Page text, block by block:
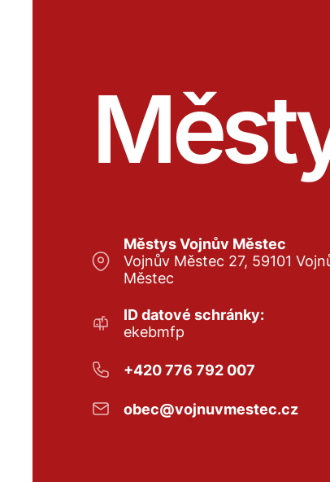
Městys Vojnův Městec
Vojnův Městec 27, 59101
Městec
ID datové schránky:
ekebmfp
+420 776 792 007
obec@vojnuvmestec.cz